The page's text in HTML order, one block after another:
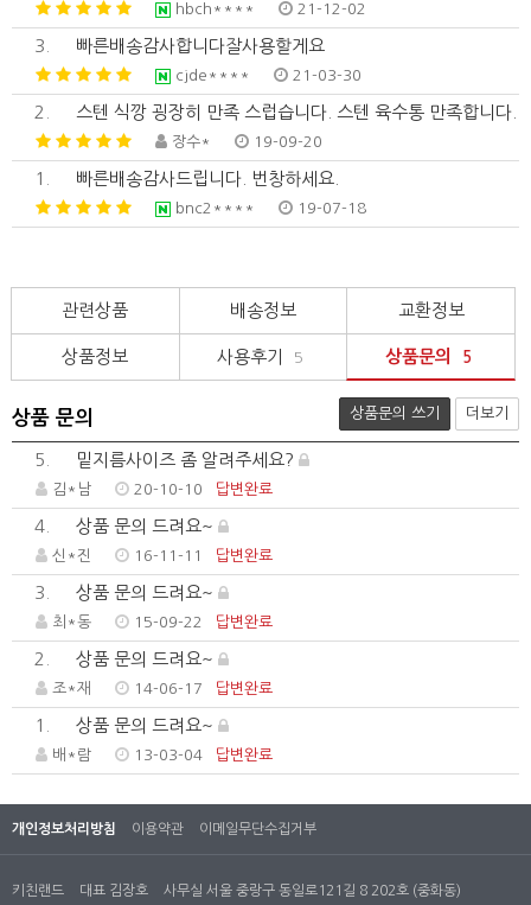
hbch**** 21-12-02
3. 빠른배송감사합니다잘사용할게요
cjde**** 21-03-30
2. 스텐 식깡 굉장히 만족 스럽습니다. 스텐 육수통 만족합니다.
장수* 19-09-20
1. 빠른배송감사드립니다. 번창하세요.
bnc2**** 19-07-18
관련상품 배송정보 교환정보
상품정보 사용후기 5 상품문의 5
상품 문의 상품문의 쓰기 더보기
5. 밑지름사이즈 좀 알려주세요?
김*남 20-10-10 답변완료
4. 상품 문의 드려요~
신*진 16-11-11 답변완료
3. 상품 문의 드려요~
최*동 15-09-22 답변완료
2. 상품 문의 드려요~
조*재 14-06-17 답변완료
1. 상품 문의 드려요~
배*람 13-03-04 답변완료
개인정보처리방침 이용약관 이메일무단수집거부
키친랜드 대표 김장호 사무실 서울 중랑구 동일로121길 8 202호 (중화동)